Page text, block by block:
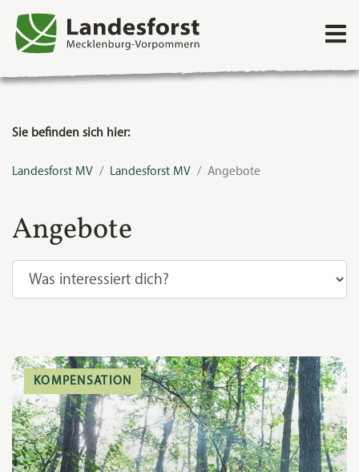
Sie befinden sich hier:
Landesforst MV Landesforst MV Angebote
Angebote
KOMPENSATION